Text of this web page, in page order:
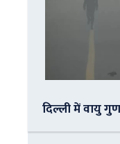
दिल्ली में वायु